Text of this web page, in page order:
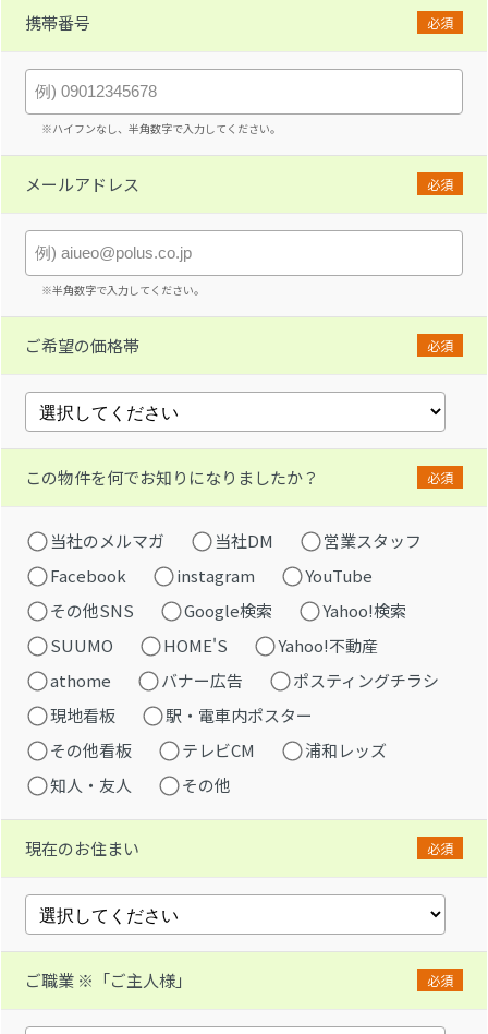
携帯番号 必須
※ハイフンなし、半角数字で入力してください。
メールアドレス 必須
※半角数字で入力してください。
ご希望の価格帯 必須
この物件を何でお知りになりましたか？ 必須
当社のメルマガ 当社DM
営業スタッフ
Facebook
instagram
YouTube
その他SNS
Google検索
Yahoo!検索
SUUMO
HOME'S
Yahoo!不動産
athome
バナー広告
ポスティングチラシ
現地看板
駅・電車内ポスター
その他看板
テレビCM
浦和レッズ
知人・友人
その他
現在のお住まい 必須
ご職業 ※「ご主人様」 必須